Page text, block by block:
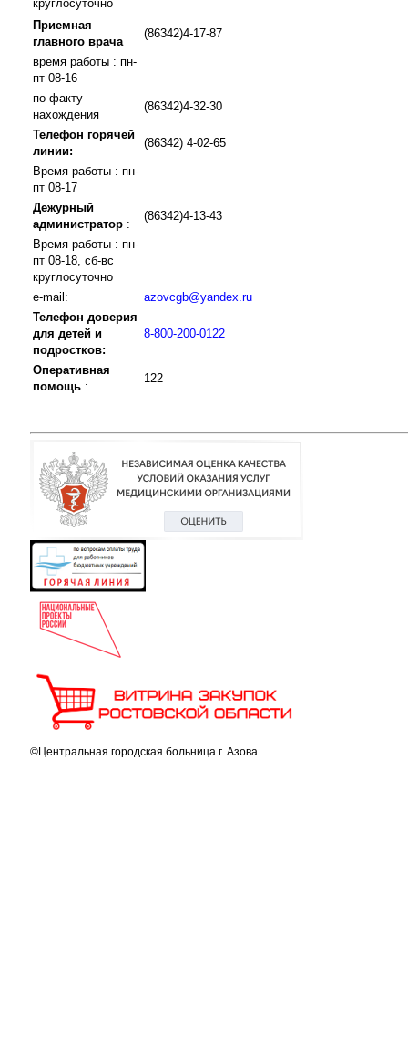
круглосуточно
Приемная
главного врача
(86342)4-17-87
время работы : пн-
пт 08-16
по факту
нахождения
(86342)4-32-30
Телефон горячей
линии:
(86342) 4-02-65
Время работы : пн-
пт 08-17
Дежурный
администратор :
(86342)4-13-43
Время работы : пн-
пт 08-18, сб-вс
круглосуточно
e-mail:
azovcgb@yandex.ru
Телефон доверия
для детей и
подростков:
8-800-200-0122
Оперативная
помощь :
122
©Центральная городская больница г. Азова